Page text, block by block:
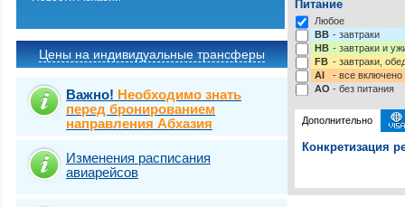
Цены на индивидуальные трансферы
Важно! Необходимо знать
перед бронированием
направления Абхазия
Изменения расписания
авиарейсов
Питание
Любое
BB - завтраки
HB - завтраки и
FB - завтраки,
AI
- все включено
AO - без питания
Дополнительно
Конкретизация